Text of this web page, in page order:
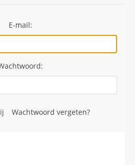
E-mail:
Wachtwoord vergeten?